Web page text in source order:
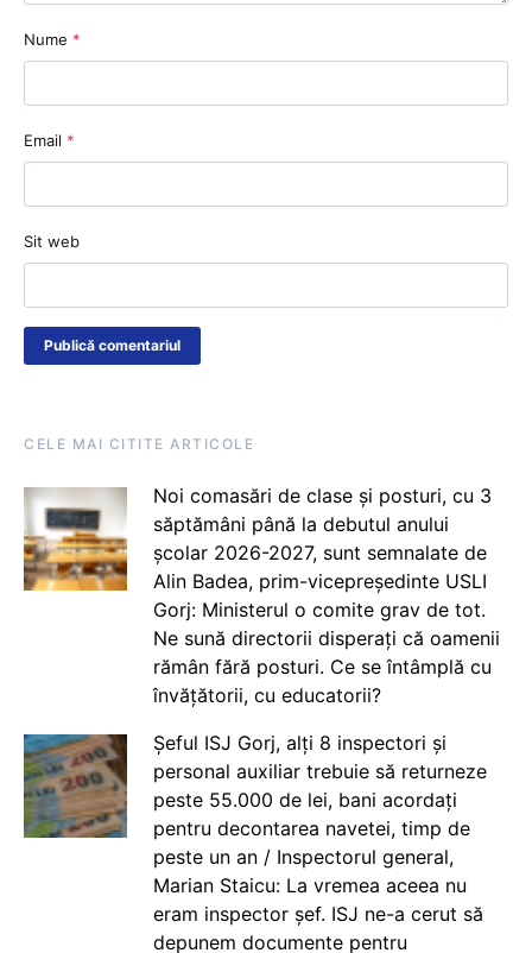
Nume *
Email *
Sit web
CELE MAI CITITE ARTICOLE
Noi comasări de clase și posturi, cu 3
săptămâni până la debutul anului
școlar 2026-2027, sunt semnalate de
Alin Badea, prim-vicepreședinte USLI
Gorj: Ministerul o comite grav de tot.
Ne sună directorii disperați că oamenii
rămân fără posturi. Ce se întâmplă cu
învățătorii, cu educatorii?
Șeful ISJ Gorj, alți 8 inspectori și
personal auxiliar trebuie să returneze
peste 55.000 de lei, bani acordați
pentru decontarea navetei, timp de
peste un an / Inspectorul general,
Marian Staicu: La vremea aceea nu
eram inspector șef. ISJ ne-a cerut să
depunem documente pentru